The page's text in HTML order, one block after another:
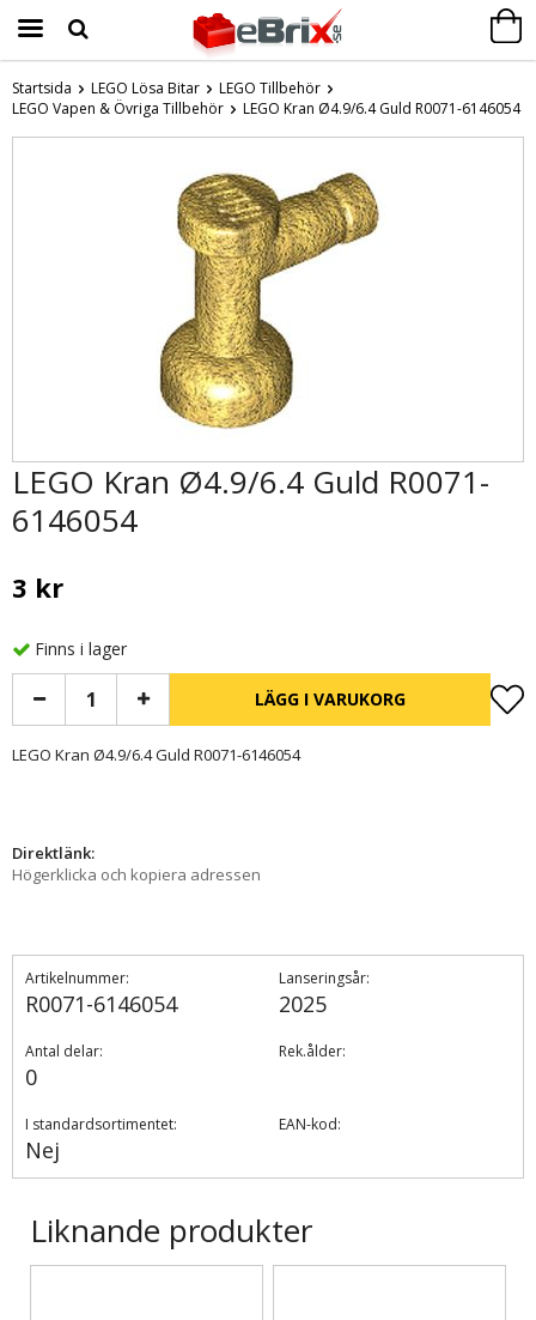
Produkten har blivit tillagd i varukorgen
Startsida LEGO Lösa Bitar
LEGO Tillbehör
LEGO Vapen & Övriga Tillbehör
LEGO Kran Ø4.9/6.4 Guld R0071-6146054
LEGO Kran Ø4.9/6.4 Guld R0071-
6146054
3 kr
Finns i lager
LÄGG I VARUKORG
LEGO Kran Ø4.9/6.4 Guld R0071-6146054
Direktlänk:
Högerklicka och kopiera adressen
Artikelnummer:
R0071-6146054
Lanseringsår:
2025
Antal delar:
0
Rek.ålder:
I standardsortimentet:
Nej
EAN-kod:
Liknande produkter